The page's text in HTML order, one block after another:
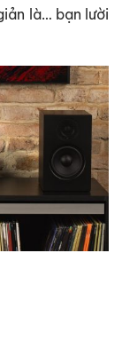
là… bạn lười